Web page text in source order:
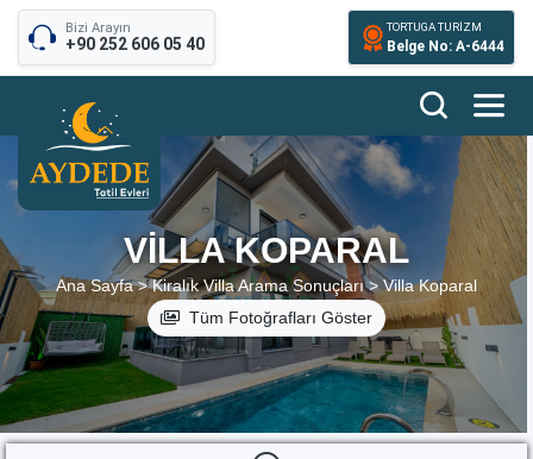
Bizi Arayın
+90 252 606 05 40
TORTUGA TURİZM
Belge No: A-6444
VILLA KOPARAL
Ana Sayfa > Kiralık Villa Arama Sonuçları > Villa Koparal
Tüm Fotoğrafları Göster